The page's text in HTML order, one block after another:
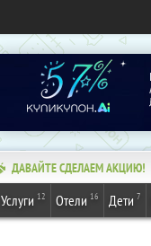
ДАВАЙТЕ СДЕЛАЕМ АКЦИЮ!
Услуги 12 Отели 16 Дети 7